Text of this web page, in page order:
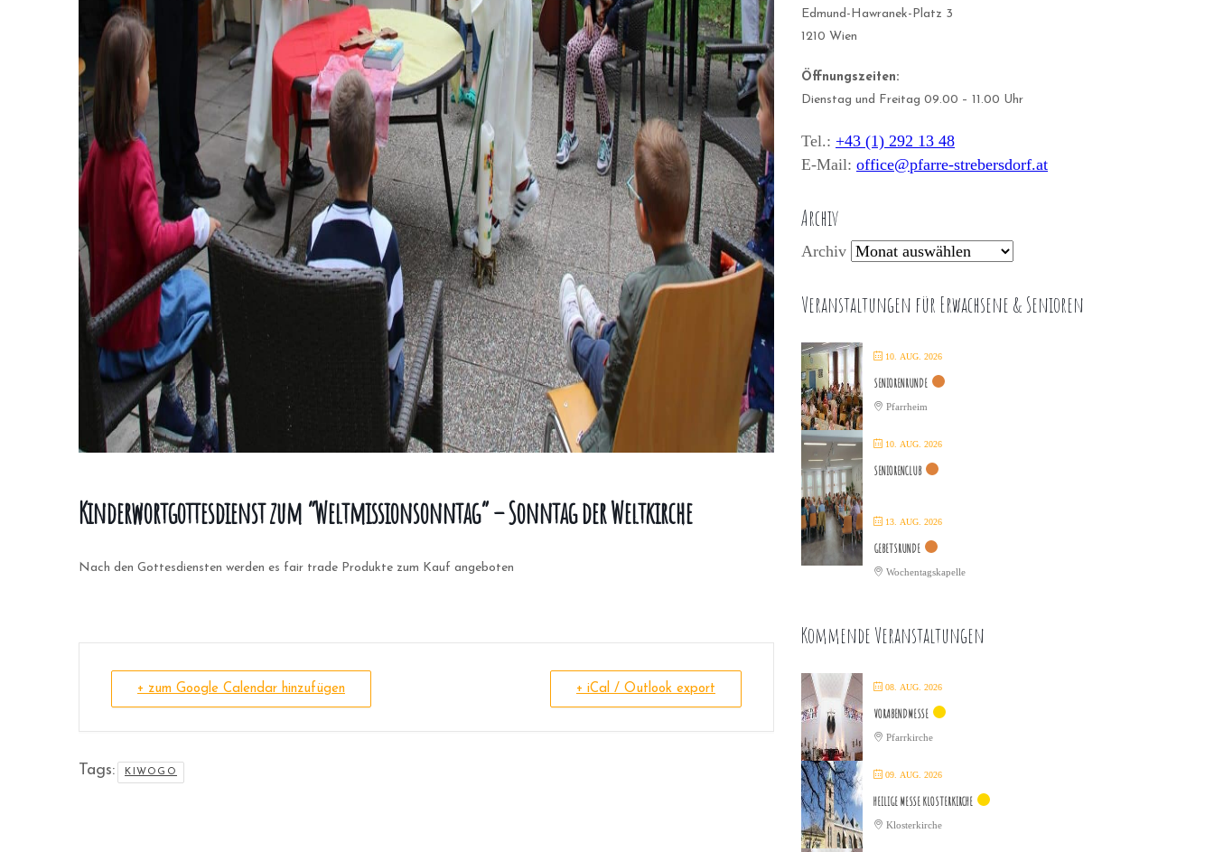
Kinderwortgottesdienst zum “Weltmissionsonntag” – Sonntag der Weltkirche
Nach den Gottesdiensten werden es fair trade Produkte zum Kauf angeboten
+ zum Google Calendar hinzufügen + iCal / Outlook export
Tags: KIWOGO
Edmund-Hawranek-Platz 3
1210 Wien
Öffnungszeiten:
Dienstag und Freitag 09.00 – 11.00 Uhr
Tel.: +43 (1) 292 13 48
E-Mail: office@pfarre-strebersdorf.at
Archiv
Archiv
Veranstaltungen für Erwachsene & Senioren
10. AUG. 2026
SENIORENRUNDE
Pfarrheim
10. AUG. 2026
SENIORENCLUB
13. AUG. 2026
GEBETSRUNDE
Wochentagskapelle
Kommende Veranstaltungen
08. AUG. 2026
VORABENDMESSE
Pfarrkirche
09. AUG. 2026
HEILIGE MESSE KLOSTERKIRCHE
Klosterkirche